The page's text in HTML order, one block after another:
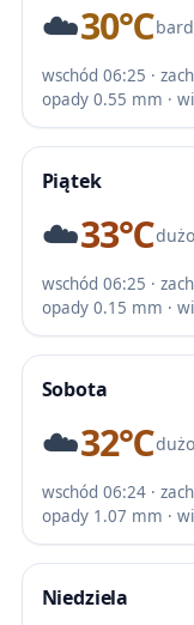
☁️30℃
wschód 06:25 ·
opady 0.55 mm ·
Piątek
☁️33℃
wschód 06:25 ·
opady 0.15 mm ·
Sobota
☁️32℃
wschód 06:24 ·
opady 1.07 mm ·
Niedziela